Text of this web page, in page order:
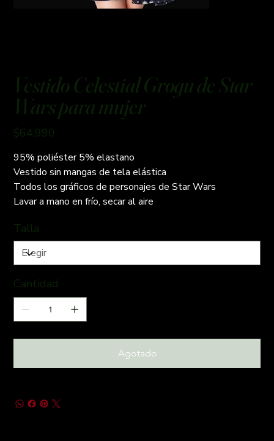
Vestido Celestial Grogu de Star
Wars para mujer
Precio
$64.990
95% poliéster 5% elastano
Vestido sin mangas de tela elástica
Todos los gráficos de personajes de Star Wars
Lavar a mano en frío, secar al aire
Talla
Cantidad
Agotado